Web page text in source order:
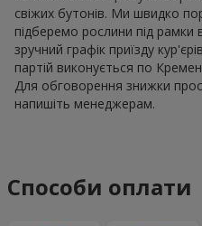
свіжих бутонів. Ми швидко
підберемо рослини під
зручний графік приїзду
партій виконується по
Для обговорення знижки
напишіть менеджерам.
Способи оплати